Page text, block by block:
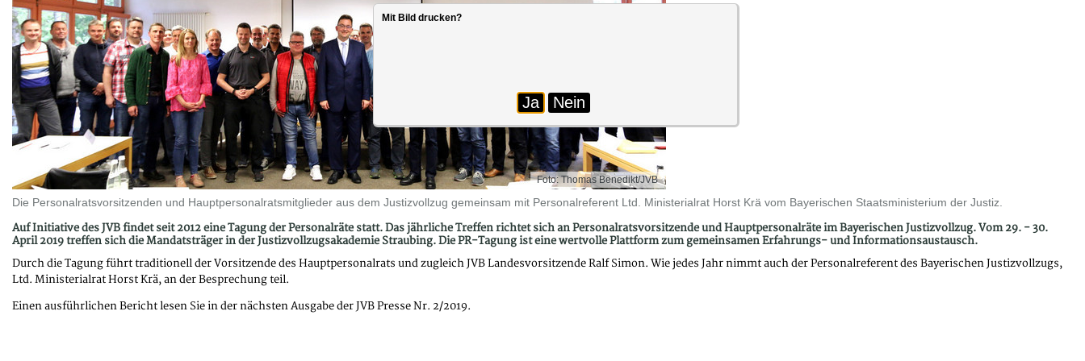
Foto: Thomas Benedikt/JVB
Die Personalratsvorsitzenden und Hauptpersonalratsmitglieder aus dem Justizvollzug gemeinsam mit Personalreferent Ltd. Ministerialrat Horst Krä vom Bayerischen Staatsministerium der Justiz.
Auf Initiative des JVB findet seit 2012 eine Tagung der Personalräte statt. Das jährliche Treffen richtet sich an Personalratsvorsitzende und Hauptpersonalräte im Bayerischen Justizvollzug. Vom 29. - 30.
April 2019 treffen sich die Mandatsträger in der Justizvollzugsakademie Straubing. Die PR-Tagung ist eine wertvolle Plattform zum gemeinsamen Erfahrungs- und Informationsaustausch.
Durch die Tagung führt traditionell der Vorsitzende des Hauptpersonalrats und zugleich JVB Landesvorsitzende Ralf Simon. Wie jedes Jahr nimmt auch der Personalreferent des Bayerischen Justizvollzugs,
Ltd. Ministerialrat Horst Krä, an der Besprechung teil.
Einen ausführlichen Bericht lesen Sie in der nächsten Ausgabe der JVB Presse Nr. 2/2019.
Mit Bild drucken?
Ja Nein